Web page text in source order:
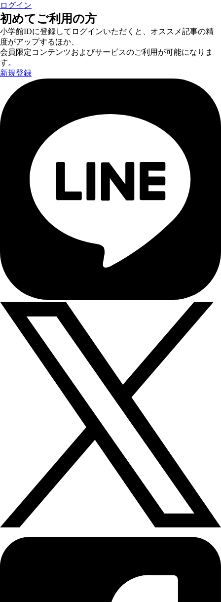
ログイン
初めてご利用の方
小学館IDに登録してログインいただくと、オススメ記事の精
度がアップするほか、
会員限定コンテンツおよびサービスのご利用が可能になりま
す。
新規登録